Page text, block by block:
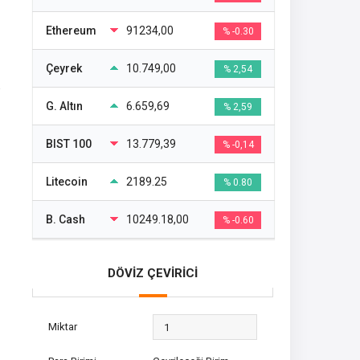
Ethereum 91234,00 % -0.30
Çeyrek 10.749,00 % 2,54
G. Altın 6.659,69 % 2,59
BIST 100 13.779,39 % -0,14
Litecoin 2189.25 % 0.80
B. Cash 10249.18,00 % -0.60
DÖVİZ ÇEVİRİCİ
Miktar